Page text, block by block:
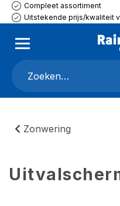
Compleet assortiment
Uitstekende prijs/kwaliteit
Zonwering